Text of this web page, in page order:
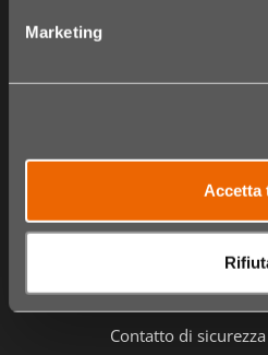
Marketing
Accetta
Negozi
Video
Domande
Contatto e
Privacy e
Termini e
Contatto di